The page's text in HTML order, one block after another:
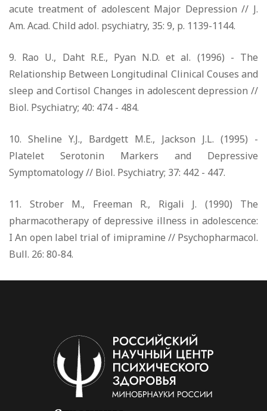
acute treatment of adolescent Major Depression // J.
Am. Acad. Child adol. psychiatry, 35: 9, p. 1139-1144.
9. Rao U., Daht R.E., Pyan N.D. et al. (1996) - The
Relationship Between Longitudinal Clinical Couses and
sleep and Cortisol Changes in adolescent depression //
Biol. Psychiatry; 40: 474 - 484.
10. Sheline Y.J., Bardgett M.E., Jackson J.L. (1995) -
Platelet Serotonin Markers and Depressive
Symptomatology // Biol. Psychiatry; 37: 442 - 447.
11. Strober M., Freeman R., Rigali J. (1990) The
pharmacotherapy of depressive illness in adolescence:
I An open label trial of imipramine // Psychopharmacol.
Bull. 26: 80-84.